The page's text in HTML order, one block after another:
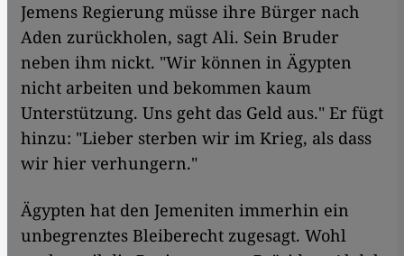
Jemens Regierung müsse ihre Bürger nach
Aden zurückholen, sagt Ali. Sein Bruder
neben ihm nickt. "Wir können in Ägypten
nicht arbeiten und bekommen kaum
Unterstützung. Uns geht das Geld aus." Er fügt
hinzu: "Lieber sterben wir im Krieg, als dass
wir hier verhungern."
Ägypten hat den Jemeniten immerhin ein
unbegrenztes Bleiberecht zugesagt. Wohl